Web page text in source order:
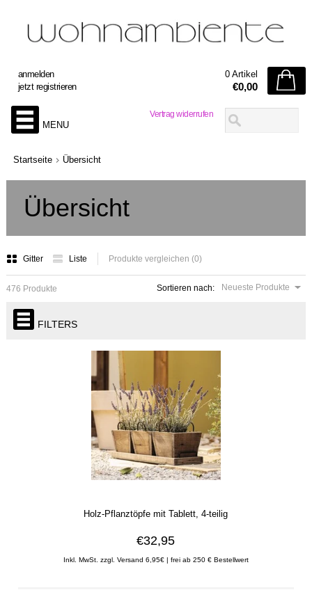
Vertrag widerrufen
anmelden
jetzt registrieren
0 Artikel
€0,00
MENU
Startseite Übersicht
Übersicht
Gitter Liste Produkte vergleichen (0)
Sortieren nach: Neueste Produkte
476 Produkte
FILTERS
Holz-Pflanztöpfe mit Tablett, 4-teilig
€32,95
Inkl. MwSt. zzgl. Versand 6,95€ | frei ab 250 € Bestellwert